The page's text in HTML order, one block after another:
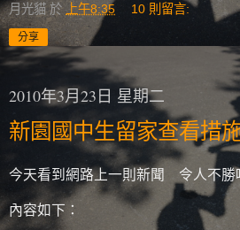
月光貓 於 上午8:35 10 則留言:
分享
2010年3月23日 星期二
新園國中生留家查看措
今天看到網路上一則新聞 令人不勝
內容如下：